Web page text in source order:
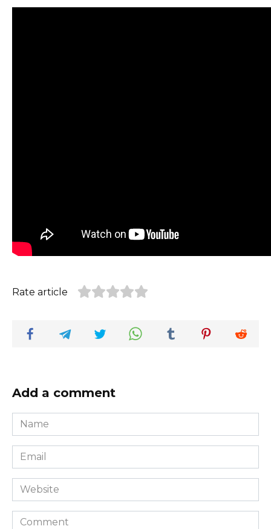
Rate article
Add a comment
Name
*
Email
*
Website
Comment